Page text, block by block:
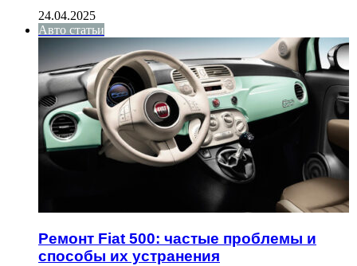
24.04.2025
Авто статьи
Ремонт Fiat 500: частые проблемы и
способы их устранения